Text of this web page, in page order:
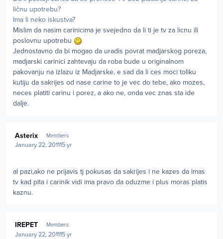
ličnu upotrebu?
Ima li neko iskustva?
Mislim da nasim carinicima je svejedno da li ti je tv za licnu ili
poslovnu upotrebu
Jednostavno da bi mogao da uradis povrat madjarskog poreza,
madjarski carinici zahtevaju da roba bude u originalnom
pakovanju na izlazu iz Madjarske, e sad da li ces moci toliku
kutiju da sakrijes od nase carine to je vec do tebe, ako mozes,
neces platiti carinu i porez, a ako ne, onda vec znas sta ide
dalje.
Asterix Members
January 22, 201115 yr
al pazi,ako ne prijavis tj pokusas da sakrijes i ne kazes da imas
tv kad pita i carinik vidi ima pravo da oduzme i plus moras platis
kaznu.
IREPET Members
January 22, 201115 yr